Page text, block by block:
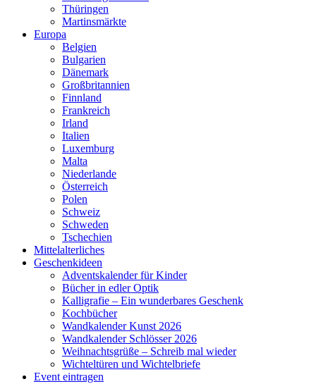
Thüringen
Martinsmärkte
Europa
Belgien
Bulgarien
Dänemark
Großbritannien
Finnland
Frankreich
Irland
Italien
Luxemburg
Malta
Niederlande
Österreich
Polen
Schweiz
Schweden
Tschechien
Mittelalterliches
Geschenkideen
Adventskalender für Kinder
Bücher in edler Optik
Kalligrafie – Ein wunderbares Geschenk
Kochbücher
Wandkalender Kunst 2026
Wandkalender Schlösser 2026
Weihnachtsgrüße – Schreib mal wieder
Wichteltüren und Wichtelbriefe
Event eintragen